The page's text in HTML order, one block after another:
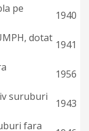
pe
1940
dotat
1941
1956
suruburi
1943
fara